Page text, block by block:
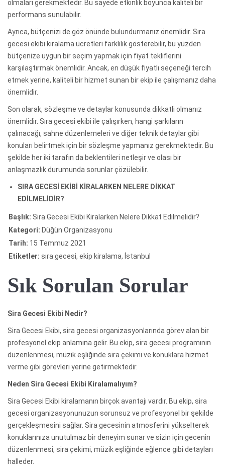
olmaları gerekmektedir. Bu sayede etkinlik boyunca kaliteli bir
performans sunulabilir.
Ayrıca, bütçenizi de göz önünde bulundurmanız önemlidir. Sıra
gecesi ekibi kiralama ücretleri farklılık gösterebilir, bu yüzden
bütçenize uygun bir seçim yapmak için fiyat tekliflerini
karşılaştırmak önemlidir. Ancak, en düşük fiyatlı seçeneği tercih
etmek yerine, kaliteli bir hizmet sunan bir ekip ile çalışmanız daha
önemlidir.
Son olarak, sözleşme ve detaylar konusunda dikkatli olmanız
önemlidir. Sıra gecesi ekibi ile çalışırken, hangi şarkıların
çalınacağı, sahne düzenlemeleri ve diğer teknik detaylar gibi
konuları belirtmek için bir sözleşme yapmanız gerekmektedir. Bu
şekilde her iki tarafın da beklentileri netleşir ve olası bir
anlaşmazlık durumunda sorunlar çözülebilir.
SIRA GECESİ EKİBİ KİRALARKEN NELERE DİKKAT
EDİLMELİDİR?
Başlık: Sira Gecesi Ekibi Kiralarken Nelere Dikkat Edilmelidir?
Kategori: Düğün Organizasyonu
Tarih: 15 Temmuz 2021
Etiketler: sıra gecesi, ekip kiralama, İstanbul
Sık Sorulan Sorular
Sira Gecesi Ekibi Nedir?
Sira Gecesi Ekibi, sira gecesi organizasyonlarında görev alan bir
profesyonel ekip anlamına gelir. Bu ekip, sira gecesi programının
düzenlenmesi, müzik eşliğinde sira çekimi ve konuklara hizmet
verme gibi görevleri yerine getirmektedir.
Neden Sira Gecesi Ekibi Kiralamalıyım?
Sira Gecesi Ekibi kiralamanın birçok avantajı vardır. Bu ekip, sira
gecesi organizasyonunuzun sorunsuz ve profesyonel bir şekilde
gerçekleşmesini sağlar. Sira gecesinin atmosferini yükselterek
konuklarınıza unutulmaz bir deneyim sunar ve sizin için gecenin
düzenlenmesi, sira çekimi, müzik eşliğinde eğlence gibi detayları
halleder.